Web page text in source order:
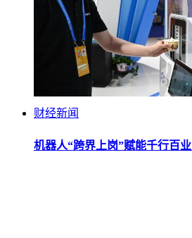
财经新闻
机器人“跨界上岗”赋能千行百